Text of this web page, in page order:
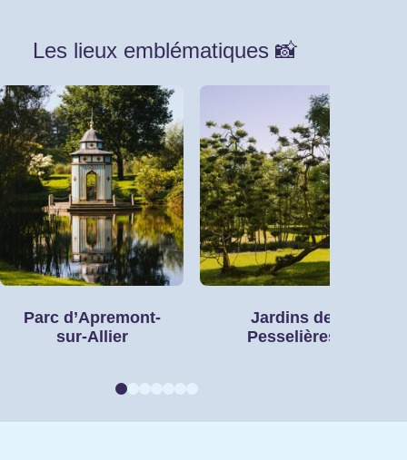
Les lieux emblématiques 📸
Parc d’Apremont-
sur-Allier
Jardins de
Pesselières